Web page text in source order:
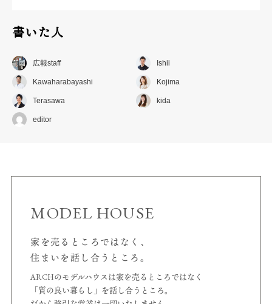
書いた人
広報staff Ishii
Kawaharabayashi Kojima
Terasawa kida
editor
MODEL HOUSE
家を売るところではなく、
住まいを話し合うところ。
ARCHのモデルハウスは家を売るところではなく
「質の良い暮らし」を話し合うところ。